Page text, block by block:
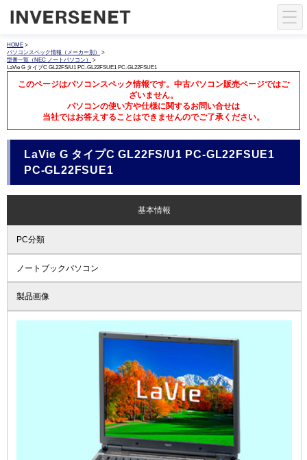
HOME >
パソコンスペック情報（メーカー別）
>
型番一覧（NEC ノートパソコン）
>
LaVie G タイプC GL22FS/U1 PC-GL22FSUE1 PC-GL22FSUE1
このページはパソコンスペック情報です。中古パソコン販売ページではご
ざいません。
パソコンの使い方や仕様に関するお問い合せは
当社ではお答えすることはできませんのでご了承ください。
LaVie G タイプC GL22FS/U1 PC-GL22FSUE1
PC-GL22FSUE1
基本情報
PC分類
ノートブックパソコン
製品画像